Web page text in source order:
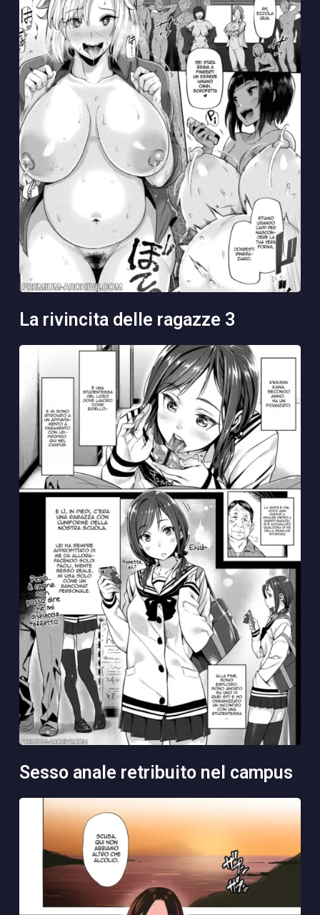
la rivincita delle ragazze 3
sesso anale retribuito nel campus